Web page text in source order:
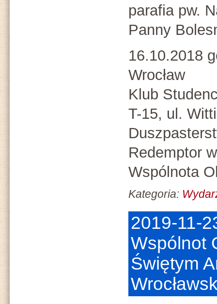
parafia pw.
Panny
16.10.2018
Wrocław
Klub
T-15, ul.
Redemptor
Wspólnota
Kategoria:
2019-11-
Wspólnot
Świętym